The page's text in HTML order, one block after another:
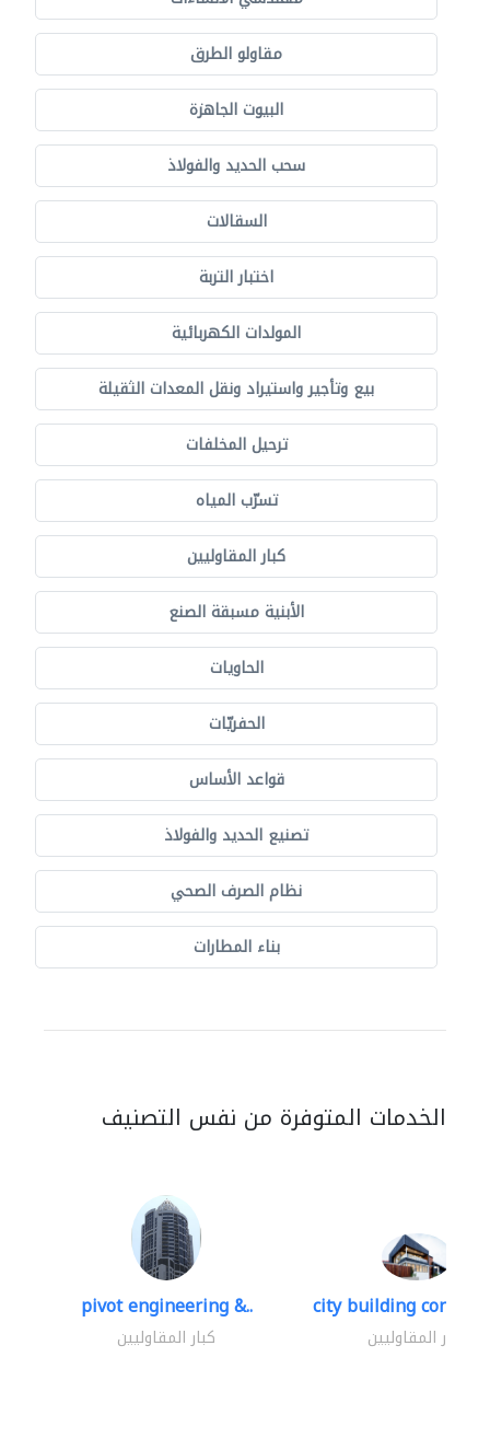
مقاولو الطرق
البيوت الجاهزة
سحب الحديد والفولاذ
السقالات
اختبار التربة
المولدات الكهربائية
بيع وتأجير واستيراد ونقل المعدات الثقيلة
ترحيل المخلفات
تسرّب المياه
كبار المقاوليين
الأبنية مسبقة الصنع
الحاويات
الحفريّات
قواعد الأساس
تصنيع الحديد والفولاذ
نظام الصرف الصحي
بناء المطارات
الخدمات المتوفرة من نفس التصنيف
pivot engineering &..
كبار المقاوليين
city building
كبار المقاوليين